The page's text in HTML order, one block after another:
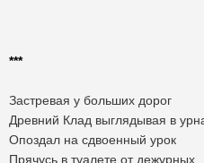
***
Застревая у больших дорог
Древний Клад выглядывая в
Опоздал на сдвоенный урок
Прячусь в туалете от дежурных